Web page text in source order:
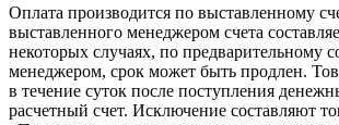
Оплата производится по выставленному
выставленного менеджером счета
некоторых случаях, по предварительному
менеджером, срок может быть продлен.
в течение суток после поступления
расчетный счет. Исключение составляют